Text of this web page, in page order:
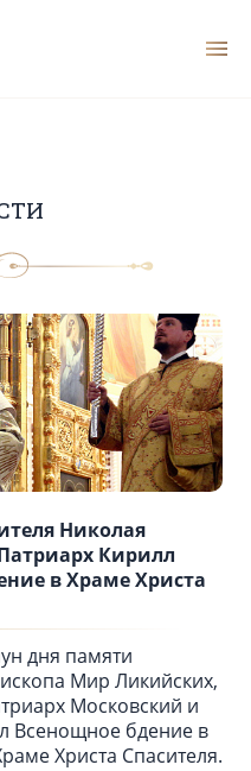
Николая
Кирилл
в Храме Христа
дня памяти
Мир Ликийских,
Московский и
Всенощное бдение в
Христа Спасителя.